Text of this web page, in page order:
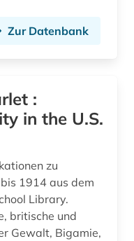
Zur Datenbank
:
in the U.S.
zu
1914 aus dem
Library.
britische und
Gewalt, Bigamie,